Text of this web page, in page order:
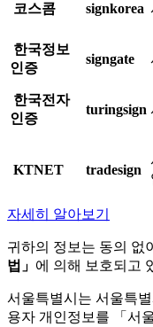
코스콤 signkorea
한국정보
인증
signgate
한국전자
인증
turingsign
KTNET tradesign
자세히 알아보기
귀하의 정보는 동의 없
법」 에 의해 보호되고
서울특별시는 서울특
용자 개인정보를 「서